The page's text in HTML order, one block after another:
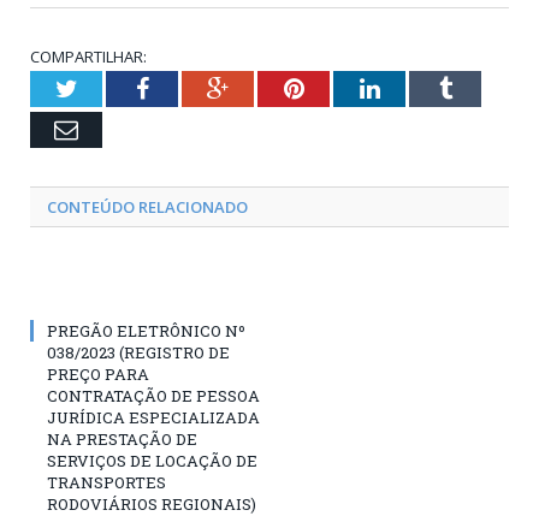
COMPARTILHAR:
TwitterFacebookGoogle+PinterestLinkedInTumblr
Email
CONTEÚDO RELACIONADO
PREGÃO ELETRÔNICO Nº
038/2023 (REGISTRO DE
PREÇO PARA
CONTRATAÇÃO DE PESSOA
JURÍDICA ESPECIALIZADA
NA PRESTAÇÃO DE
SERVIÇOS DE LOCAÇÃO DE
TRANSPORTES
RODOVIÁRIOS REGIONAIS)